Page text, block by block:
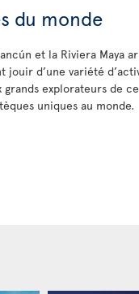
du monde
et la Riviera Maya
jouir d’une variété
grands explorateurs de
uniques au monde.